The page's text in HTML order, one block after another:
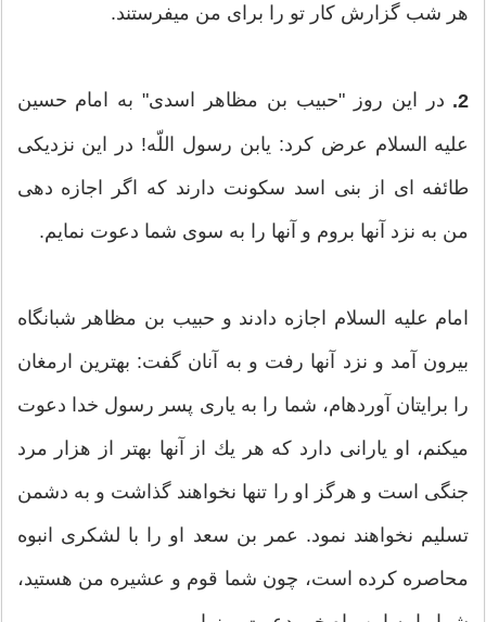
هر شب گزارش كار تو را برای من مي‏فرستند.
2. در این روز "حبیب بن مظاهر اسدی" به امام حسین
علیه ‏السلام عرض كرد: یابن رسول اللّه‏! در این نزدیكی
طائفه ‏ای از بنی اسد سكونت دارند كه اگر اجازه دهی
من به نزد آنها بروم و آنها را به سوی شما دعوت نمایم.
امام علیه ‏السلام اجازه دادند و حبیب بن مظاهر شبانگاه
بیرون آمد و نزد آنها رفت و به آنان گفت: بهترین ارمغان
را برایتان آورده‏ام، شما را به یاری پسر رسول خدا دعوت
مي‏كنم، او یارانی دارد كه هر یك از آنها بهتر از هزار مرد
جنگی است و هرگز او را تنها نخواهند گذاشت و به دشمن
تسلیم نخواهند نمود. عمر بن سعد او را با لشكری انبوه
محاصره كرده است، چون شما قوم و عشیره من هستید،